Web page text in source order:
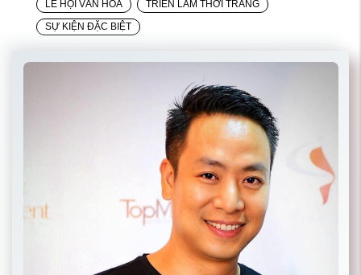
LỄ HỘI VĂN HOÁ
TRIỂN LÃM THỜI TRANG
SỰ KIỆN ĐẶC BIỆT